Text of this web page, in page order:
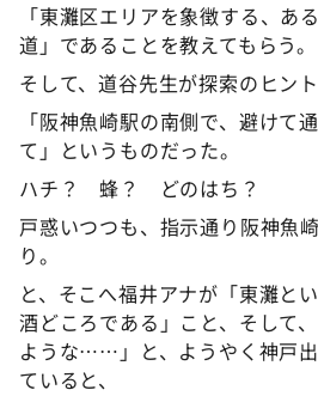
「東灘区エリアを象徴する、あ
道」であることを教えてもらう。
そして、道谷先生が探索のヒン
「阪神魚崎駅の南側で、避けて
て」というものだった。
ハチ？ 蜂？ どのはち？
戸惑いつつも、指示通り阪神魚
り。
と、そこへ福井アナが「東灘と
酒どころである」こと、そして
ような……」と、ようやく神戸
ていると、